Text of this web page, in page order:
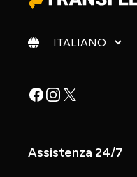
Cambia lingua
Facebook
Instagram
X
Assistenza 24/7